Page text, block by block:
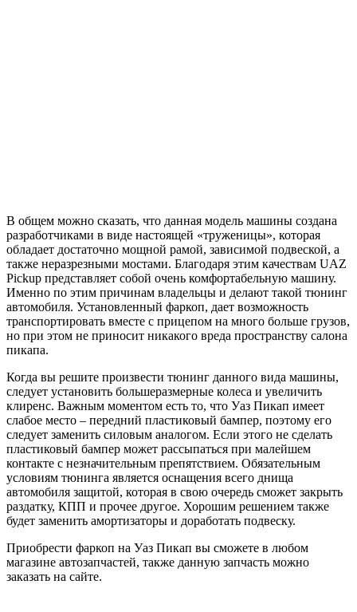
В общем можно сказать, что данная модель машины создана
разработчиками в виде настоящей «труженицы», которая
обладает достаточно мощной рамой, зависимой подвеской, а
также неразрезными мостами. Благодаря этим качествам UAZ
Pickup представляет собой очень комфортабельную машину.
Именно по этим причинам владельцы и делают такой тюнинг
автомобиля. Установленный фаркоп, дает возможность
транспортировать вместе с прицепом на много больше грузов,
но при этом не приносит никакого вреда пространству салона
пикапа.
Когда вы решите произвести тюнинг данного вида машины,
следует установить большеразмерные колеса и увеличить
клиренс. Важным моментом есть то, что Уаз Пикап имеет
слабое место – передний пластиковый бампер, поэтому его
следует заменить силовым аналогом. Если этого не сделать
пластиковый бампер может рассыпаться при малейшем
контакте с незначительным препятствием. Обязательным
условиям тюнинга является оснащения всего днища
автомобиля защитой, которая в свою очередь сможет закрыть
раздатку, КПП и прочее другое. Хорошим решением также
будет заменить амортизаторы и доработать подвеску.
Приобрести фаркоп на Уаз Пикап вы сможете в любом
магазине автозапчастей, также данную запчасть можно
заказать на сайте.